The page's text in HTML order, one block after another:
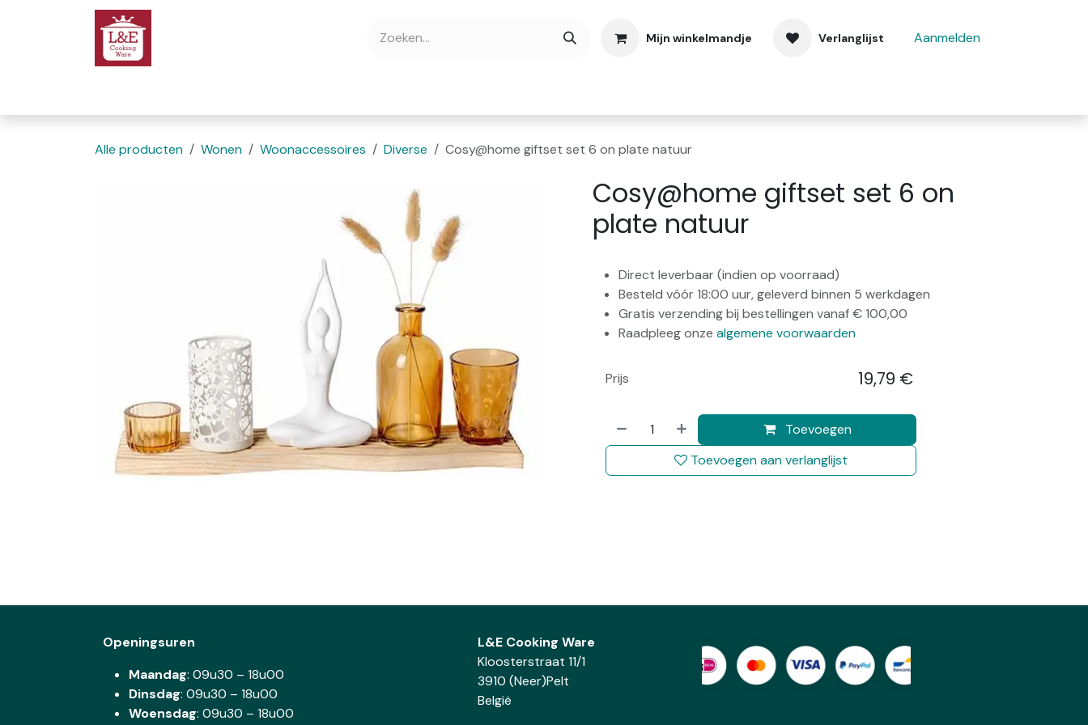
Overslaan naar inhoud
Mijn winkelmandje Verlanglijst Aanmelden
Alle producten Wonen Woonaccessoires Diverse Cosy@home giftset set 6 on plate natuur
Cosy@home giftset set 6 on
plate natuur
Direct leverbaar (indien op voorraad)
Besteld vóór 18:00 uur, geleverd binnen 5 werkdagen
Gratis verzending bij bestellingen vanaf € 100,00
Raadpleeg onze algemene voorwaarden
Toevoegen
Toevoegen aan verlanglijst
Prijs 19,79 €
Openingsuren
Maandag: 09u30 – 18u00
Dinsdag: 09u30 – 18u00
Woensdag: 09u30 – 18u00
L&E Cooking Ware
Kloosterstraat 11/1
3910 (Neer)Pelt
België